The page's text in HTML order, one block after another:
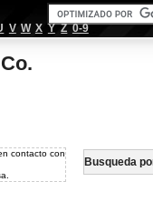
V W X Y Z 0-9
contacto con
Busqueda